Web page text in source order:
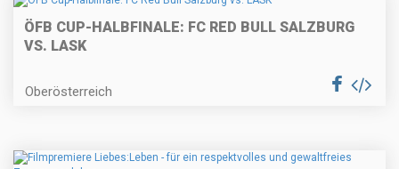
ÖFB CUP-HALBFINALE: FC RED BULL SALZBURG
VS. LASK
Oberösterreich